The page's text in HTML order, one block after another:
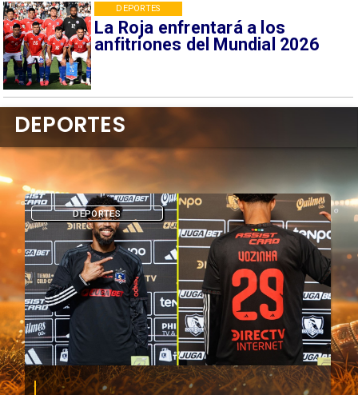
La Roja enfrentará a los
anfitriones del Mundial 2026
DEPORTES
DEPORTES
DEPORTES